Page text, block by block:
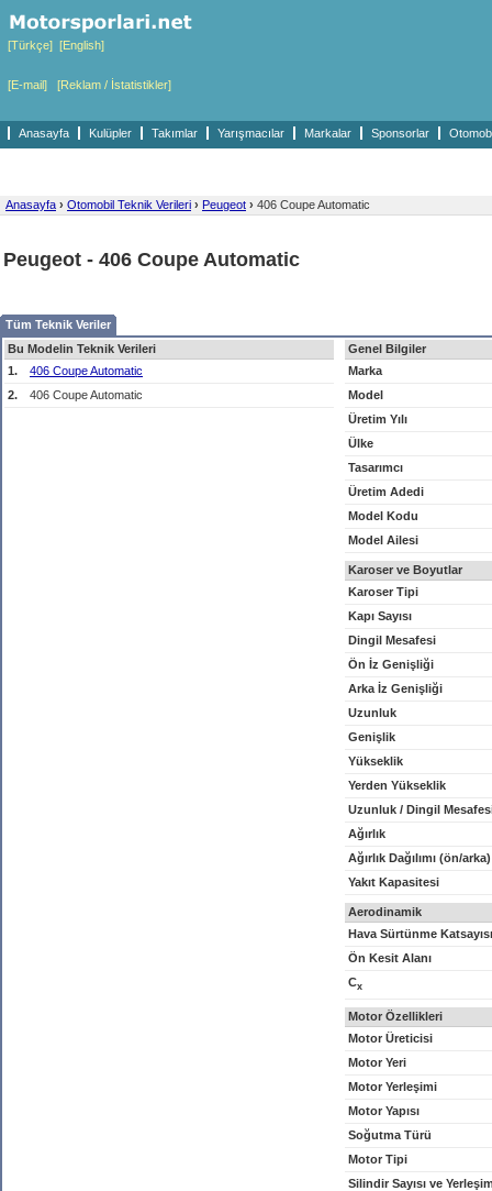
[Türkçe] [English]
[E-mail] [Reklam / İstatistikler]
Anasayfa Kulüpler Takımlar Yarışmacılar Markalar Sponsorlar
Anasayfa › Otomobil Teknik Verileri › Peugeot › 406 Coupe Automatic
Peugeot - 406 Coupe Automatic
Tüm Teknik Veriler
Bu Modelin Teknik Verileri
1.
406 Coupe Automatic
2.
406 Coupe Automatic
Genel Bilgiler
Marka
Model
Üretim Yılı
Ülke
Tasarımcı
Üretim Adedi
Model Kodu
Model Ailesi
Karoser ve Boyutlar
Karoser Tipi
Kapı Sayısı
Dingil Mesafesi
Ön İz Genişliği
Arka İz Genişliği
Uzunluk
Genişlik
Yükseklik
Yerden Yükseklik
Uzunluk / Dingil
Ağırlık
Ağırlık Dağılımı (ön/arka)
Yakıt Kapasitesi
Aerodinamik
Hava Sürtünme Katsayısı
Ön Kesit Alanı
Cx
Motor Özellikleri
Motor Üreticisi
Motor Yeri
Motor Yerleşimi
Motor Yapısı
Soğutma Türü
Motor Tipi
Silindir Sayısı ve